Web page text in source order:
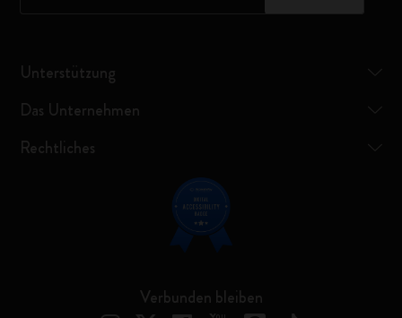
Unterstützung
Das Unternehmen
Rechtliches
Verbunden bleiben